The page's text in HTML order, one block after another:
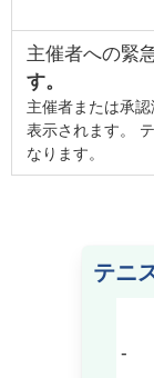
主催者への緊
す。
主催者または承
表示されます。
なります。
テニ
-